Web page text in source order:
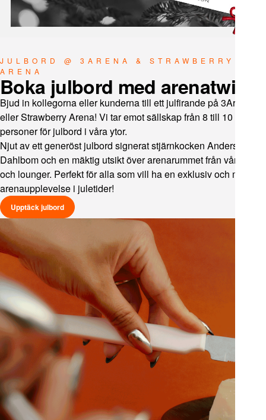
JULBORD @ 3ARENA & STRAWBERRY
ARENA
Boka julbord med arenatwist
Bjud in kollegorna eller kunderna till ett julfirande på 3Arena
eller Strawberry Arena! Vi tar emot sällskap från 8 till 10 000
personer för julbord i våra ytor.
Njut av ett generöst julbord signerat stjärnkocken Anders
Dahlbom och en mäktig utsikt över arenarummet från våra loger
och lounger. Perfekt för alla som vill ha en exklusiv och mäktig
arenaupplevelse i juletider!
Upptäck julbord